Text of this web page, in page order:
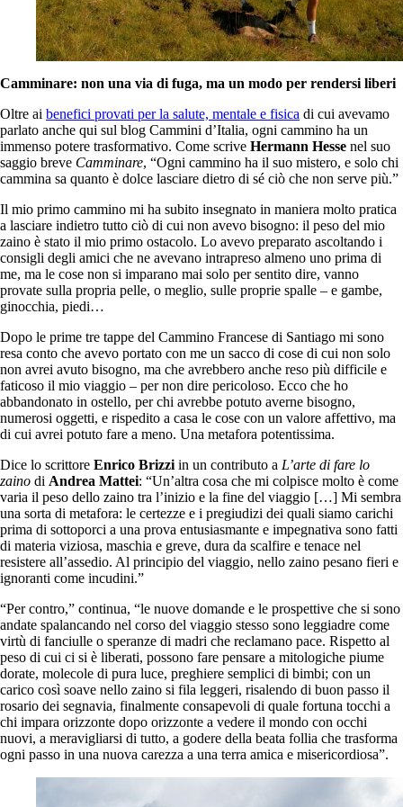
Camminare: non una via di fuga, ma un modo per rendersi liberi
Oltre ai benefici provati per la salute, mentale e fisica di cui avevamo
parlato anche qui sul blog Cammini d’Italia, ogni cammino ha un
immenso potere trasformativo. Come scrive Hermann Hesse nel suo
saggio breve Camminare, “Ogni cammino ha il suo mistero, e solo chi
cammina sa quanto è dolce lasciare dietro di sé ciò che non serve più.”
Il mio primo cammino mi ha subito insegnato in maniera molto pratica
a lasciare indietro tutto ciò di cui non avevo bisogno: il peso del mio
zaino è stato il mio primo ostacolo. Lo avevo preparato ascoltando i
consigli degli amici che ne avevano intrapreso almeno uno prima di
me, ma le cose non si imparano mai solo per sentito dire, vanno
provate sulla propria pelle, o meglio, sulle proprie spalle – e gambe,
ginocchia, piedi…
Dopo le prime tre tappe del Cammino Francese di Santiago mi sono
resa conto che avevo portato con me un sacco di cose di cui non solo
non avrei avuto bisogno, ma che avrebbero anche reso più difficile e
faticoso il mio viaggio – per non dire pericoloso. Ecco che ho
abbandonato in ostello, per chi avrebbe potuto averne bisogno,
numerosi oggetti, e rispedito a casa le cose con un valore affettivo, ma
di cui avrei potuto fare a meno. Una metafora potentissima.
Dice lo scrittore Enrico Brizzi in un contributo a L’arte di fare lo
zaino di Andrea Mattei: “Un’altra cosa che mi colpisce molto è come
varia il peso dello zaino tra l’inizio e la fine del viaggio […] Mi sembra
una sorta di metafora: le certezze e i pregiudizi dei quali siamo carichi
prima di sottoporci a una prova entusiasmante e impegnativa sono fatti
di materia viziosa, maschia e greve, dura da scalfire e tenace nel
resistere all’assedio. Al principio del viaggio, nello zaino pesano fieri e
ignoranti come incudini.”
“Per contro,” continua, “le nuove domande e le prospettive che si sono
andate spalancando nel corso del viaggio stesso sono leggiadre come
virtù di fanciulle o speranze di madri che reclamano pace. Rispetto al
peso di cui ci si è liberati, possono fare pensare a mitologiche piume
dorate, molecole di pura luce, preghiere semplici di bimbi; con un
carico così soave nello zaino si fila leggeri, risalendo di buon passo il
rosario dei segnavia, finalmente consapevoli di quale fortuna tocchi a
chi impara orizzonte dopo orizzonte a vedere il mondo con occhi
nuovi, a meravigliarsi di tutto, a godere della beata follia che trasforma
ogni passo in una nuova carezza a una terra amica e misericordiosa”.